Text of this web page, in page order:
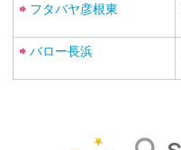
フタバヤ彦根東
バロー長浜